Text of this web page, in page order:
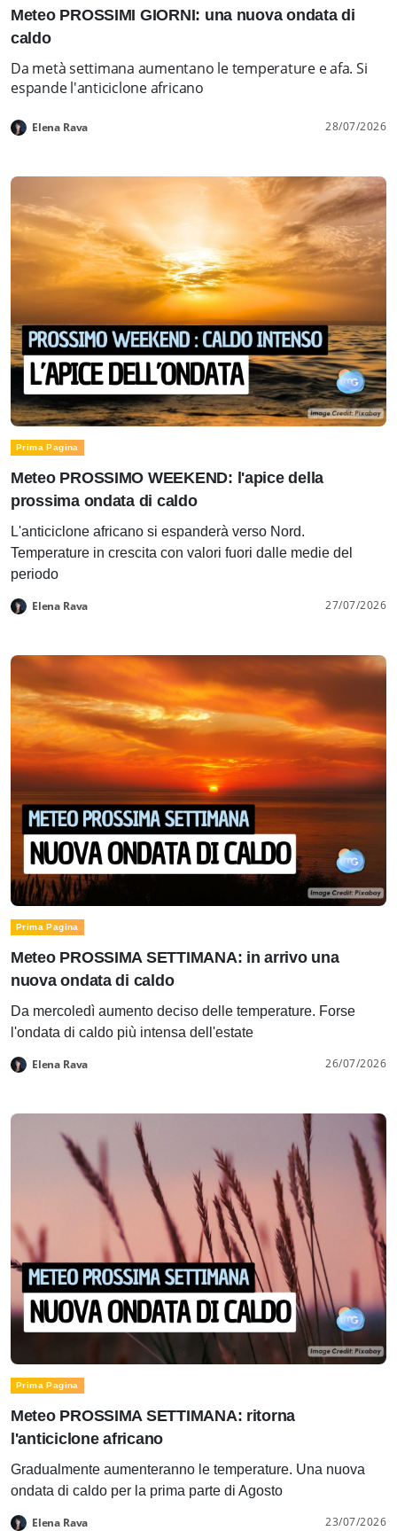
Meteo PROSSIMI GIORNI: una nuova ondata di
caldo
Da metà settimana aumentano le temperature e afa. Si
espande l'anticiclone africano
Elena Rava 28/07/2026
Prima Pagina
Meteo PROSSIMO WEEKEND: l'apice della
prossima ondata di caldo
L'anticiclone africano si espanderà verso Nord.
Temperature in crescita con valori fuori dalle medie del
periodo
Elena Rava 27/07/2026
Prima Pagina
Meteo PROSSIMA SETTIMANA: in arrivo una
nuova ondata di caldo
Da mercoledì aumento deciso delle temperature. Forse
l'ondata di caldo più intensa dell'estate
Elena Rava 26/07/2026
Prima Pagina
Meteo PROSSIMA SETTIMANA: ritorna
l'anticiclone africano
Gradualmente aumenteranno le temperature. Una nuova
ondata di caldo per la prima parte di Agosto
Elena Rava 23/07/2026